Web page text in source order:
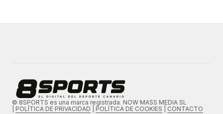
© 8SPORTS es una marca registrada. NOW MASS MEDIA SL
POLÍTICA DE PRIVACIDAD POLÍTICA DE COOKIES CONTACTO